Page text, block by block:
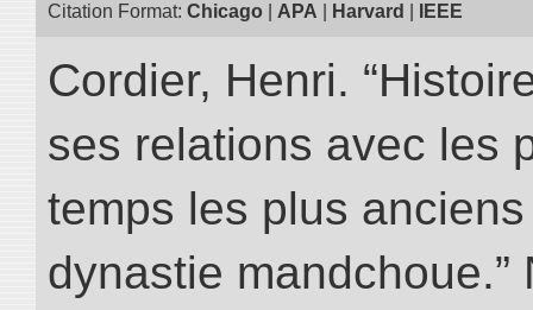
Citation Format: Chicago APA Harvard IEEE
Cordier, Henri.
ses relations avec les
temps les plus
dynastie mandchoue.”